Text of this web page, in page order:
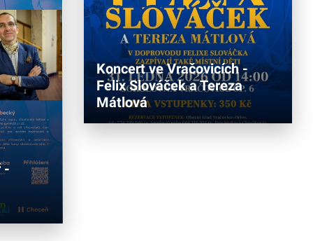
-
Koncert ve Vračovicích -
Felix Slováček a Tereza
Mátlová